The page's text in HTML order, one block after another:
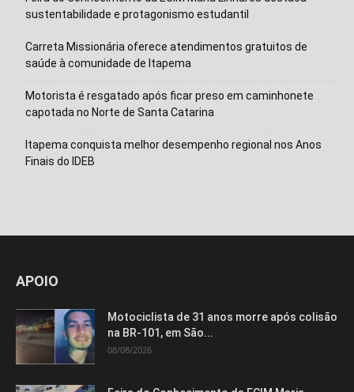
sustentabilidade e protagonismo estudantil
Carreta Missionária oferece atendimentos gratuitos de
saúde à comunidade de Itapema
Motorista é resgatado após ficar preso em caminhonete
capotada no Norte de Santa Catarina
Itapema conquista melhor desempenho regional nos Anos
Finais do IDEB
APOIO
Motociclista de 31 anos morre após colisão
na BR-101, em São...
08/08/2026